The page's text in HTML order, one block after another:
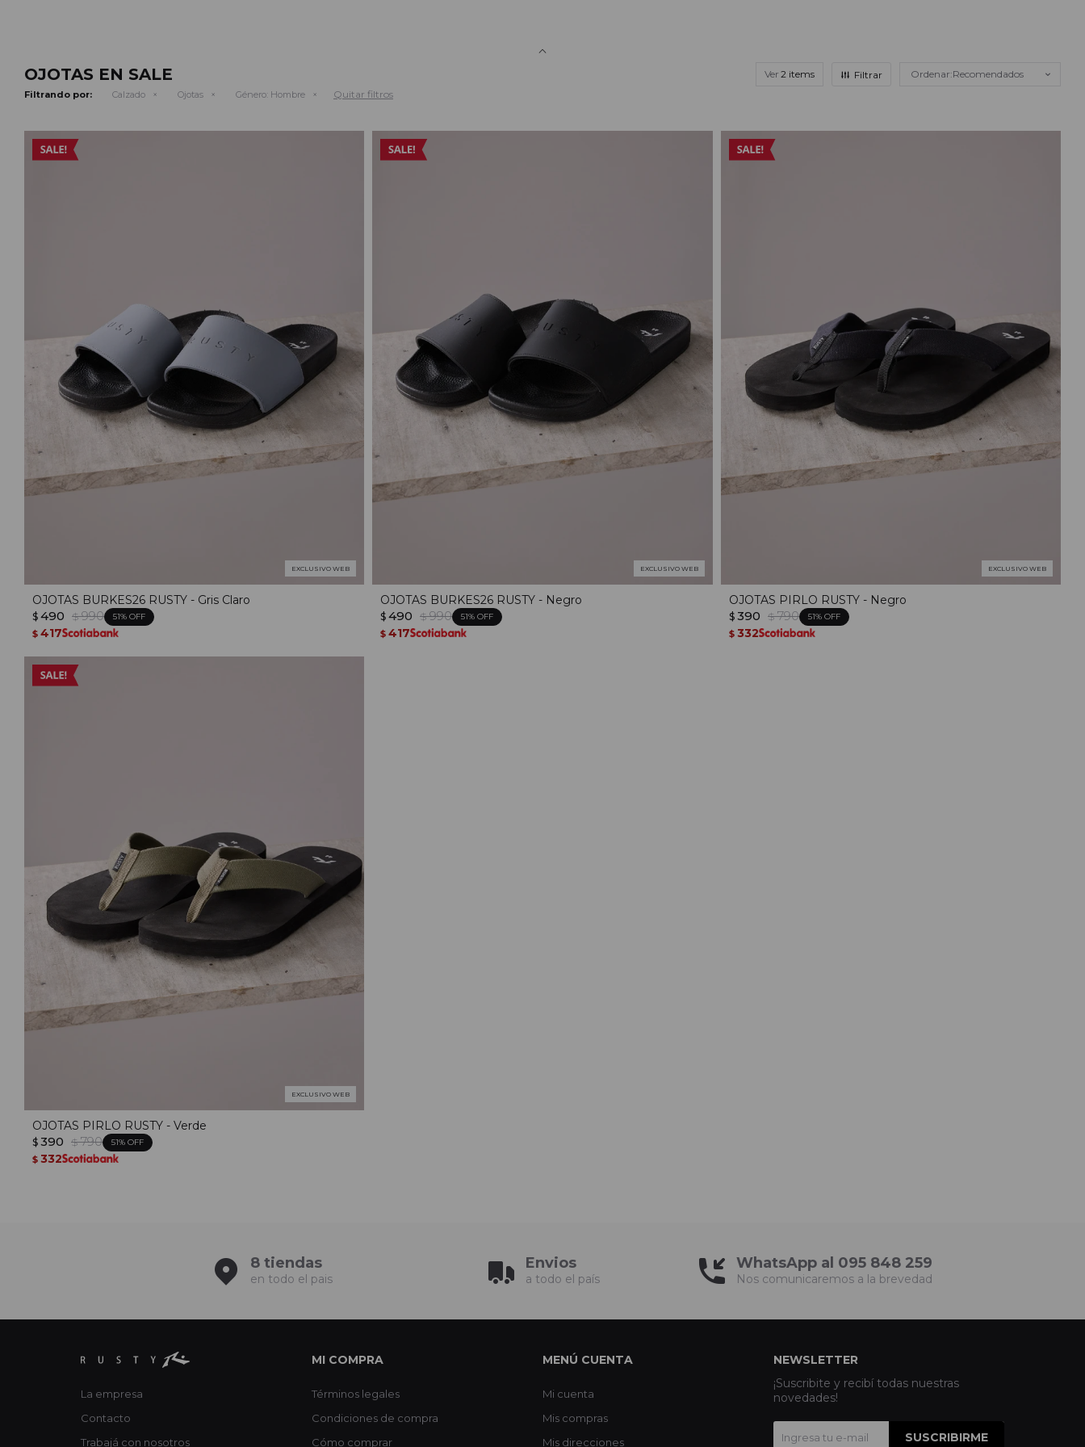
OJOTAS EN SALE Ver Recomendados
Filtrando por: Calzado Ojotas Género: Hombre Quitar filtros
EXCLUSIVO WEB
OJOTAS BURKES26 RUSTY - Gris Claro
$ 490 $ 990 51
$ 417
EXCLUSIVO WEB
OJOTAS BURKES26 RUSTY - Negro
$ 490 $ 990 51
$ 417
EXCLUSIVO WEB
OJOTAS PIRLO RUSTY - Negro
$ 390 $ 790 51
$ 332
EXCLUSIVO WEB
OJOTAS PIRLO RUSTY - Verde
$ 390 $ 790 51
$ 332
8 tiendas
en todo el pais
Envios
a todo el país
WhatsApp al 095 848 259
Nos comunicaremos a la brevedad
La empresa
Contacto
Trabajá con nosotros
MI COMPRA
Términos legales
Condiciones de compra
Cómo comprar
MENÚ CUENTA
Mi cuenta
Mis compras
Mis direcciones
NEWSLETTER
¡Suscribite y recibí todas nuestras
novedades!
SUSCRIBIRME